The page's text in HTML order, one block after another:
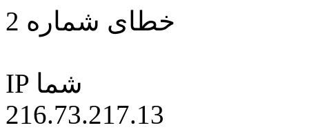
خطای شماره 2
IP شما
216.73.217.13